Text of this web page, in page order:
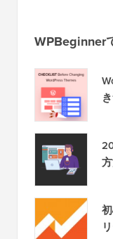
WPBeginner